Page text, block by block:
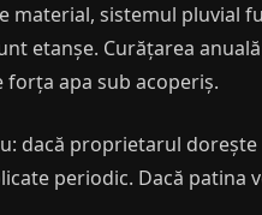
material, sistemul pluvial
etanșe. Curățarea
forța apa sub acoperiș.
dacă proprietarul
periodic. Dacă patina